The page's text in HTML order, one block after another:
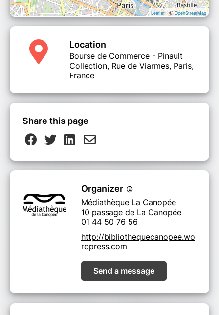
Leaflet| ©OpenStreetMap
Location
Bourse de Commerce - Pinault
Collection, Rue de Viarmes, Paris,
France
Share this page
Organizer
Médiathèque La Canopée
10 passage de La Canopée
01 44 50 76 56
http://bibliothequecanopee.wo
rdpress.com
Send a message